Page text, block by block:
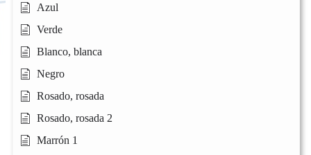
Azul
Verde
Blanco, blanca
Negro
Rosado, rosada
Rosado, rosada 2
Marrón 1